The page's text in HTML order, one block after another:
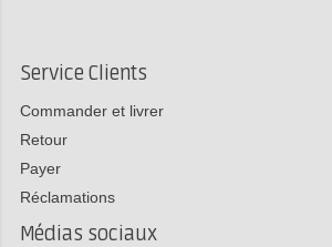
Service Clients
Commander et livrer
Retour
Payer
Réclamations
Médias sociaux